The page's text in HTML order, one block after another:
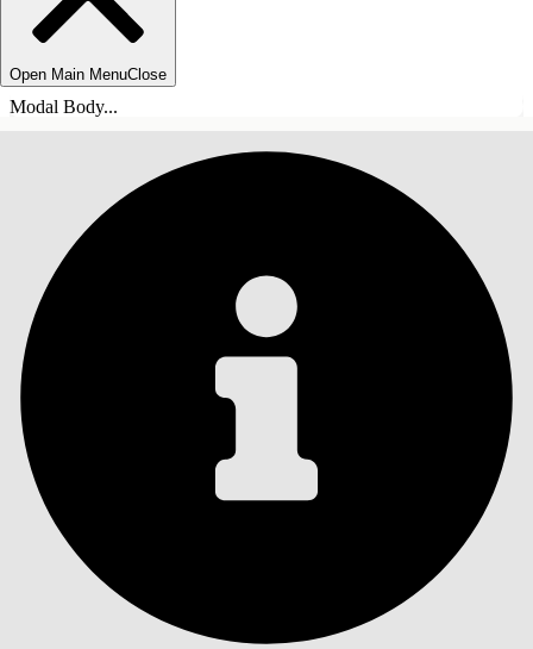
Open Main MenuClose
Modal Body...
INDHOLD